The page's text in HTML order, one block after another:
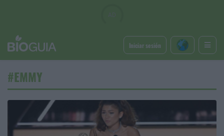
Iniciar sesión
#EMMY